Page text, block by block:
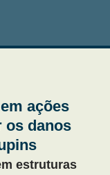
ações
os danos
estruturas